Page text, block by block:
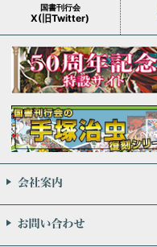
国書刊行会
X(旧Twitter)